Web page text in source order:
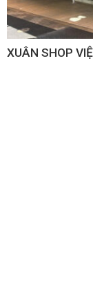
XUÂN SHOP